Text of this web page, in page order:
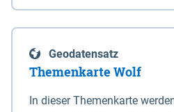
enthalten. Sperrwerke Sperrwerke sind Bauwerke
mit Sperrvorrichtungen in
Schutz eines Gebietes vor
Geodatensatz
Themenkarte Wolf
In dieser Themenkarte